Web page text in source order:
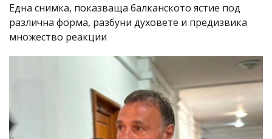
Една снимка, показваща балканското ястие под
различна форма, разбуни духовете и предизвика
множество реакции